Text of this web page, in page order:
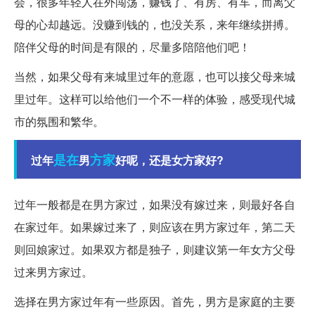
母的心却越远。没赚到钱的，也没关系，来年继续拼搏。
陪伴父母的时间是有限的，尽量多陪陪他们吧！
当然，如果父母有来城里过年的意愿，也可以接父母来城
里过年。这样可以给他们一个不一样的体验，感受现代城
市的氛围和繁华。
过年是在男方家好呢，还是女方家好?
过年一般都是在男方家过，如果没有嫁过来，则最好各自
在家过年。如果嫁过来了，则应该在男方家过年，第二天
则回娘家过。如果双方都是独子，则建议第一年女方父母
过来男方家过。
选择在男方家过年有一些原因。首先，男方是家庭的主要